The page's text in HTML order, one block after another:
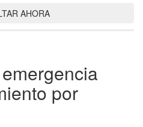
AHORA
por